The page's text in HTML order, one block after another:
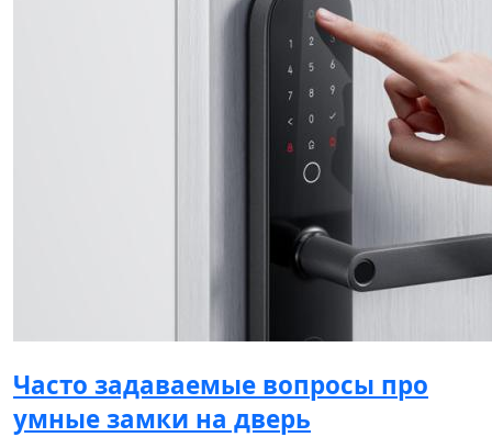
Часто задаваемые вопросы про
умные замки на дверь